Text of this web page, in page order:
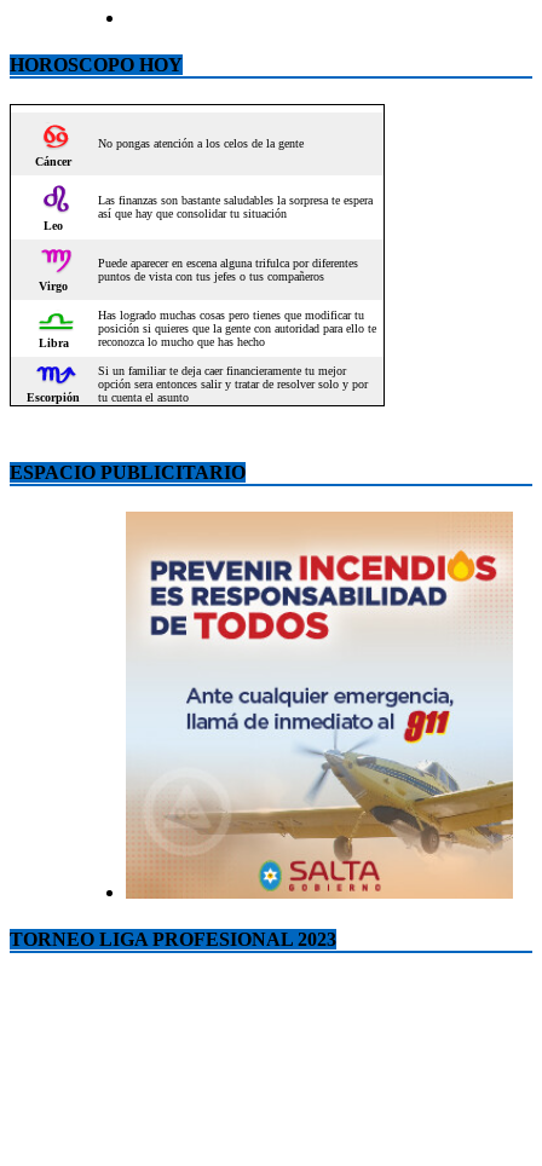
HOROSCOPO HOY
ESPACIO PUBLICITARIO
TORNEO LIGA PROFESIONAL 2023